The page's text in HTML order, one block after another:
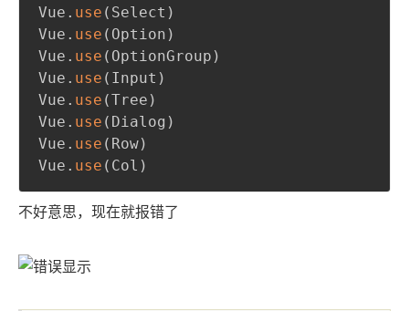
Vue . use ( Select )
Vue . use ( Option )
Vue . use ( OptionGroup )
Vue . use ( Input )
Vue . use (Tree )
Vue . use ( Dialog )
Vue . use ( Row)
Vue . use ( Col )
不好意思，现在就报错了